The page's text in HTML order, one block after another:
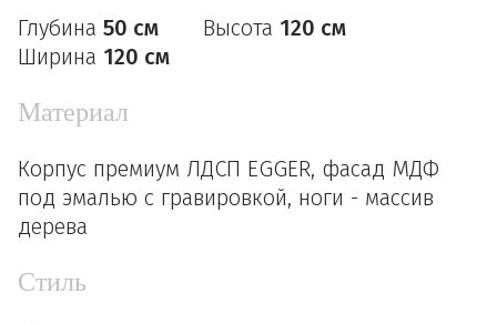
Глубина 50 см Высота 120 см
Ширина 120 см
Материал
Корпус премиум ЛДСП EGGER, фасад МДФ
под эмалью с гравировкой, ноги - массив
дерева
Стиль